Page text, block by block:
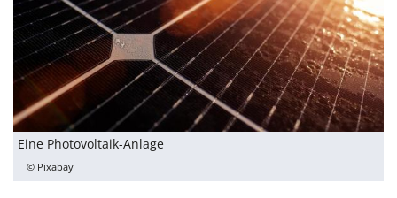
Eine Photovoltaik-Anlage
© Pixabay